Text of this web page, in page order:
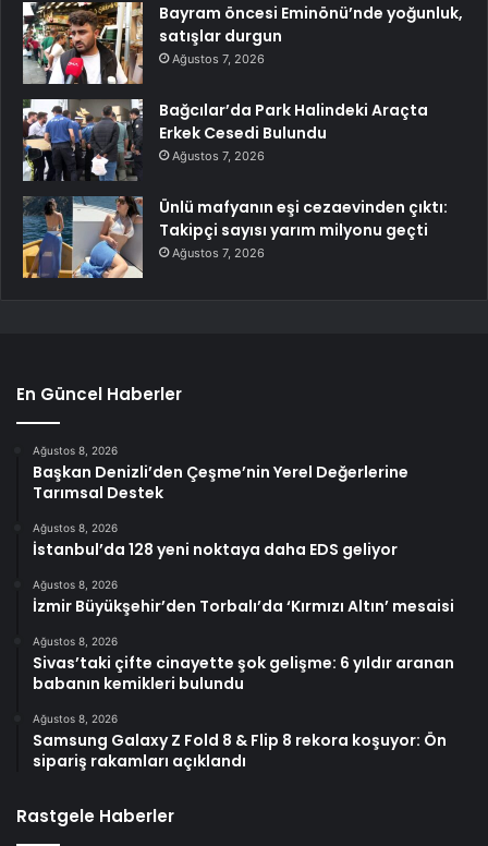
Bayram öncesi Eminönü’nde yoğunluk,
satışlar durgun
Ağustos 7, 2026
Bağcılar’da Park Halindeki Araçta
Erkek Cesedi Bulundu
Ağustos 7, 2026
Ünlü mafyanın eşi cezaevinden çıktı:
Takipçi sayısı yarım milyonu geçti
Ağustos 7, 2026
En Güncel Haberler
Ağustos 8, 2026
Başkan Denizli’den Çeşme’nin Yerel Değerlerine
Tarımsal Destek
Ağustos 8, 2026
İstanbul’da 128 yeni noktaya daha EDS geliyor
Ağustos 8, 2026
İzmir Büyükşehir’den Torbalı’da ‘Kırmızı Altın’ mesaisi
Ağustos 8, 2026
Sivas’taki çifte cinayette şok gelişme: 6 yıldır aranan
babanın kemikleri bulundu
Ağustos 8, 2026
Samsung Galaxy Z Fold 8 & Flip 8 rekora koşuyor: Ön
sipariş rakamları açıklandı
Rastgele Haberler